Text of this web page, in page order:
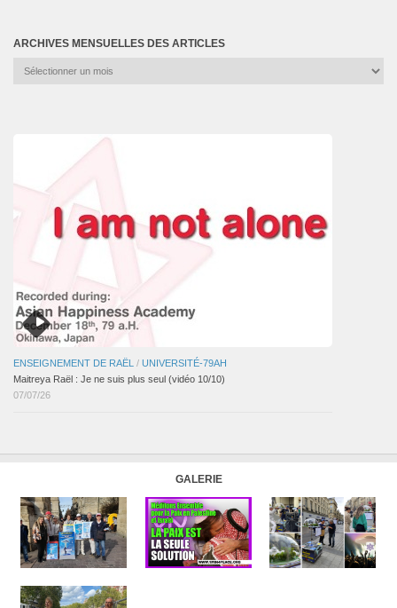
ARCHIVES MENSUELLES DES ARTICLES
Archives
ENSEIGNEMENT DE RAËL / UNIVERSITÉ-79AH
Maitreya Raël : Je ne suis plus seul (vidéo 10/10)
07/07/26
GALERIE